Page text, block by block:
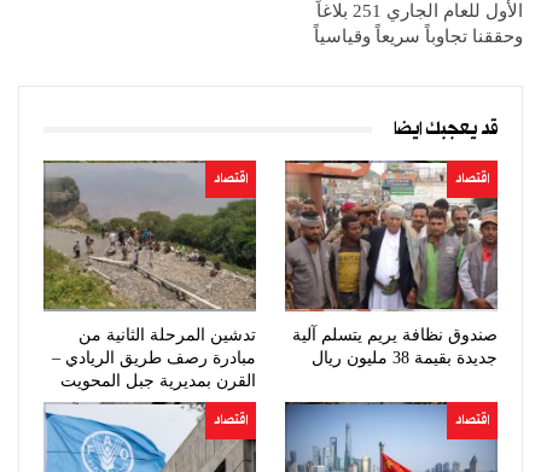
الأول للعام الجاري 251 بلاغاً
وحققنا تجاوباً سريعاً وقياسياً
قد يعجبك ايضا
اقتصاد
صندوق نظافة يريم يتسلم آلية
جديدة بقيمة 38 مليون ريال
اقتصاد
تدشين المرحلة الثانية من
مبادرة رصف طريق الريادي –
القرن بمديرية جبل المحويت
اقتصاد اقتصاد